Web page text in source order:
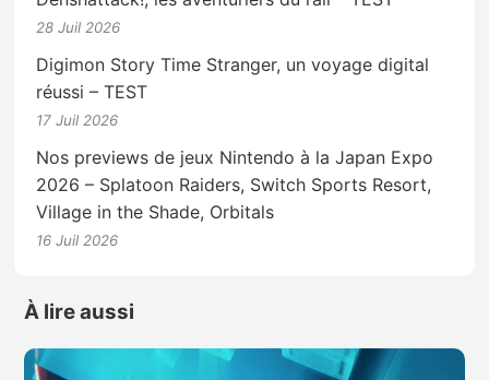
28 Juil 2026
Digimon Story Time Stranger, un voyage digital
réussi – TEST
17 Juil 2026
Nos previews de jeux Nintendo à la Japan Expo
2026 – Splatoon Raiders, Switch Sports Resort,
Village in the Shade, Orbitals
16 Juil 2026
À lire aussi